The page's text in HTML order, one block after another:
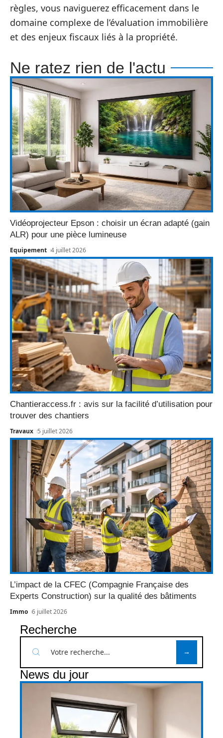
règles, vous naviguerez efficacement dans le
domaine complexe de l’évaluation immobilière
et des enjeux fiscaux liés à la propriété.
Ne ratez rien de l'actu
Vidéoprojecteur Epson : choisir un écran adapté (gain
ALR) pour une pièce lumineuse
Equipement 4 juillet 2026
Chantieraccess.fr : avis sur la facilité d’utilisation pour
trouver des chantiers
Travaux 5 juillet 2026
L’impact de la CFEC (Compagnie Française des
Experts Construction) sur la qualité des bâtiments
Immo 6 juillet 2026
Recherche
News du jour